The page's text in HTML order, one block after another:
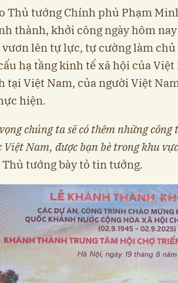
Thủ tướng Chính phủ Phạm
thành, khởi công ngày hôm
lên tự lực, tự cường làm
hạ tầng kinh tế xã hội của
tại Việt Nam, của người Việt
hiện.
chúng ta sẽ có thêm những
Việt Nam, được bạn bè trong khu
Thủ tướng bày tỏ tin tưởng.